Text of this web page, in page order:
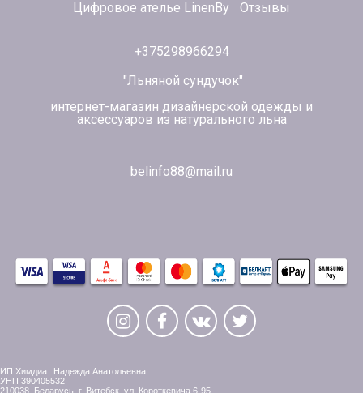
Цифровое ателье LinenBy
Отзывы
+375298966294
"Льняной сундучок"
интернет-магазин дизайнерской одежды и
аксессуаров из натурального льна
belinfo88@mail.ru
ИП Химдиат Надежда Анатольевна
УНП 390405532
210038, Беларусь, г. Витебск, ул. Короткевича,6-95